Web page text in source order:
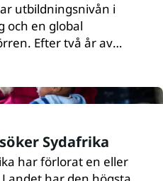
utbildningsnivån i
och en global
Efter två år av
barn ännu inte
av dem riskerar att
eller barnäktenskap
Sydafrika
har förlorat en eller